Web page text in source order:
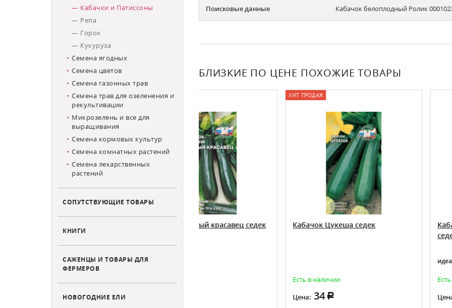
Кабачки и Патиссоны
Репа
Горох
Кукуруза
Семена ягодных
Семена цветов
Семена газонных трав
Семена трав для озеленения и
рекультивации
Микрозелень и все для
выращивания
Семена кормовых культур
Семена комнатных растений
Семена лекарственных
растений
СОПУТСТВУЮЩИЕ ТОВАРЫ
КНИГИ
САЖЕНЦЫ И ТОВАРЫ ДЛЯ
ФЕРМЕРОВ
НОВОГОДНИЕ ЕЛИ
Поисковые данные Кабачок белоплодный Ролик
БЛИЗКИЕ ПО ЦЕНЕ ПОХОЖИЕ ТОВАРЫ
ХИТ ПРОДАЖ
Цена: 36
Кабачок Цукеша седек
Кабачок Тёща
идеален для фаршировки